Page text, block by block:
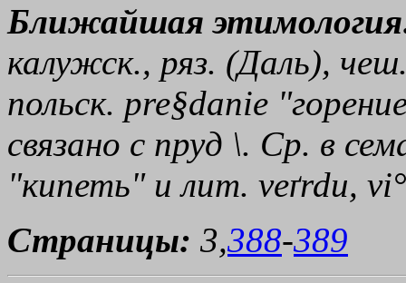
Ближайшая
калужск., ряз. (Даль),
польск. pre§danie
связано с пруд \. Ср. в
"кипеть" и лит. veґrdu,
Страницы: 3,388-389